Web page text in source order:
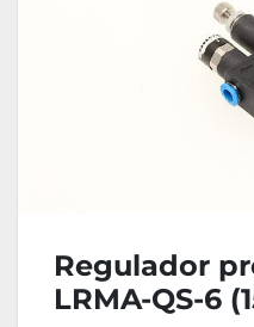
Regulador
LRMA-QS-6